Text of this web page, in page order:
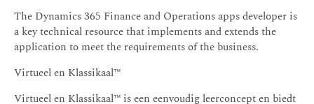
The Dynamics 365 Finance and Operations apps developer is
a key technical resource that implements and extends the
application to meet the requirements of the business.
Virtueel en Klassikaal™
Virtueel en Klassikaal™ is een eenvoudig leerconcept en biedt